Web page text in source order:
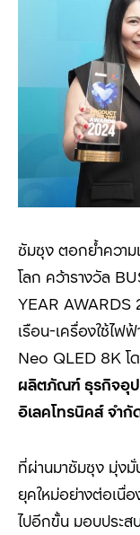
ซัมซุง ตอกย้ำความ
โลก คว้ารางวัล
YEAR AWARDS
เรือน-เครื่องใช้ไ
Neo QLED 8Kโ
ผลิตภัณฑ์ ธุรกิจอุ
อิเลคโทรนิคส์ จำกั
ที่ผ่านมาซัมซุง มุ่ง
ยุคใหม่อย่างต่อเนื่อ
ไปอีกขั้น มอบประส